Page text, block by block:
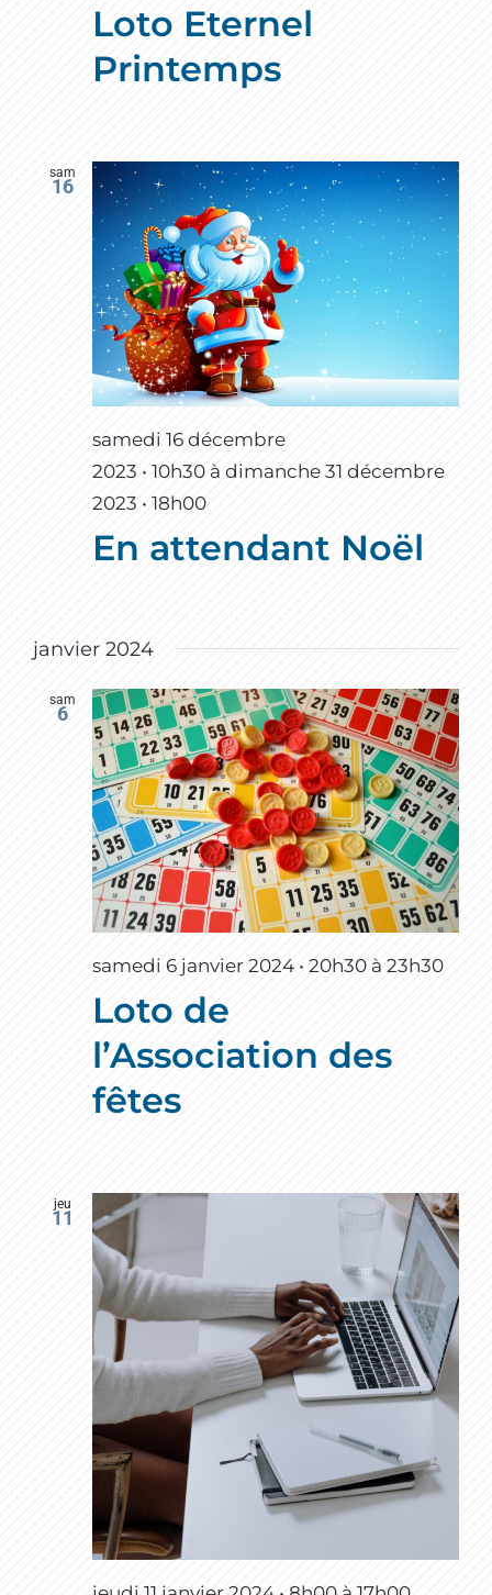
Loto Eternel
Printemps
sam
16
samedi 16 décembre
2023 • 10h30 à dimanche 31 décembre
2023 • 18h00
En attendant Noël
janvier 2024
sam
6
samedi 6 janvier 2024 • 20h30 à 23h30
Loto de
l’Association des
fêtes
jeu
11